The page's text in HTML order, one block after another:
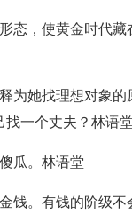
态，使黄金时代
为她找理想对象
一个丈夫？林语堂
瓜。林语堂
钱。有钱的阶级